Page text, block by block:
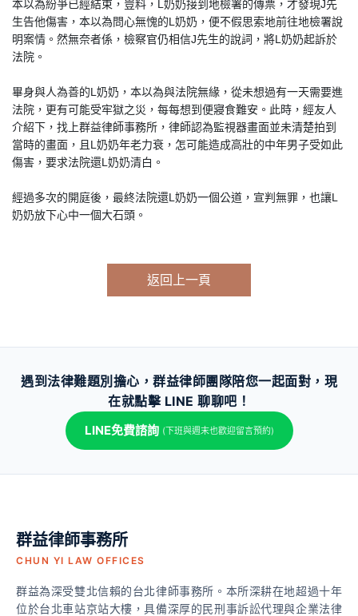
本以為紛爭已經結束，豈料，L奶奶接到地檢署的傳票，才發現J先
生告他傷害，本以為問心無愧的L奶奶，便不假思索地前往地檢署說
明案情。然無奈者係，檢察官仍相信J先生的說詞，將L奶奶起訴於
法院。
畢身與人為善的L奶奶，本以為與法院無緣，從未想過有一天需要進
法院，更有可能受牢獄之災，每每想到便寢食難安。此時，經友人
介紹下，找上群益律師事務所，律師認為監視器畫面並未清楚拍到
當時的畫面，且L奶奶年老力衰，怎可能造成高壯的中年男子受如此
傷害，要求法院還L奶奶清白。
經過多次的開庭後，最終法院還L奶奶一個公道，宣判無罪，也讓L
奶奶放下心中一個大石頭。
返回上一頁
遇到法律難題別擔心，群益律師團隊陪您一起面對，現
在就點擊 LINE 聊聊吧！
LINE免費諮詢 (下班與週末也歡迎留言預約)
群益律師事務所
CHUN YI LAW OFFICES
群益為深受雙北信賴的台北律師事務所。本所深耕在地超過十年
位於台北車站京站大樓，具備深厚的民刑事訴訟代理與企業法律